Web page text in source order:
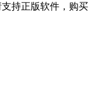
持正版软件，购买